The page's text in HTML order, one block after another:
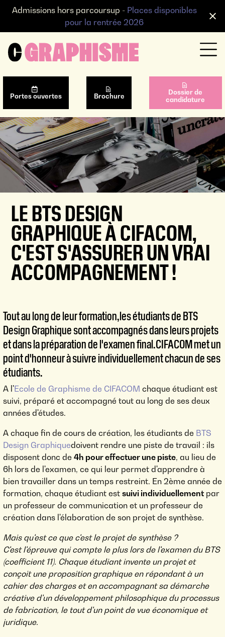
LE BTS DESIGN
GRAPHIQUE À CIFACOM,
C'EST S'ASSURER UN VRAI
ACCOMPAGNEMENT !
Tout au long de leur formation, les étudiants de BTS
Design Graphique sont accompagnés dans leurs projets
et dans la préparation de l'examen final. CIFACOM met un
point d'honneur à suivre individuellement chacun de ses
étudiants.
A l'Ecole de Graphisme de CIFACOM chaque étudiant est
suivi, préparé et accompagné tout au long de ses deux
années d'études.
A chaque fin de cours de création, les étudiants de BTS
Design Graphiquedoivent rendre une piste de travail : ils
disposent donc de 4h pour effectuer une piste, au lieu de
6h lors de l'examen, ce qui leur permet d'apprendre à
bien travailler dans un temps restreint. En 2ème année de
formation, chaque étudiant est suivi individuellement par
un professeur de communication et un professeur de
création dans l'élaboration de son projet de synthèse.
Mais qu'est ce que c'est le projet de synthèse ?
C'est l'épreuve qui compte le plus lors de l'examen du BTS
(coefficient 11). Chaque étudiant invente un projet et
conçoit une proposition graphique en répondant à un
cahier des charges et en accompagnant sa démarche
créative d'un développement philosophique du processus
de fabrication, le tout d'un point de vue économique et
juridique.
Admissions hors parcoursup - Places disponibles
pour la rentrée 2026
Portes ouvertes Brochure
Dossier de
candidature